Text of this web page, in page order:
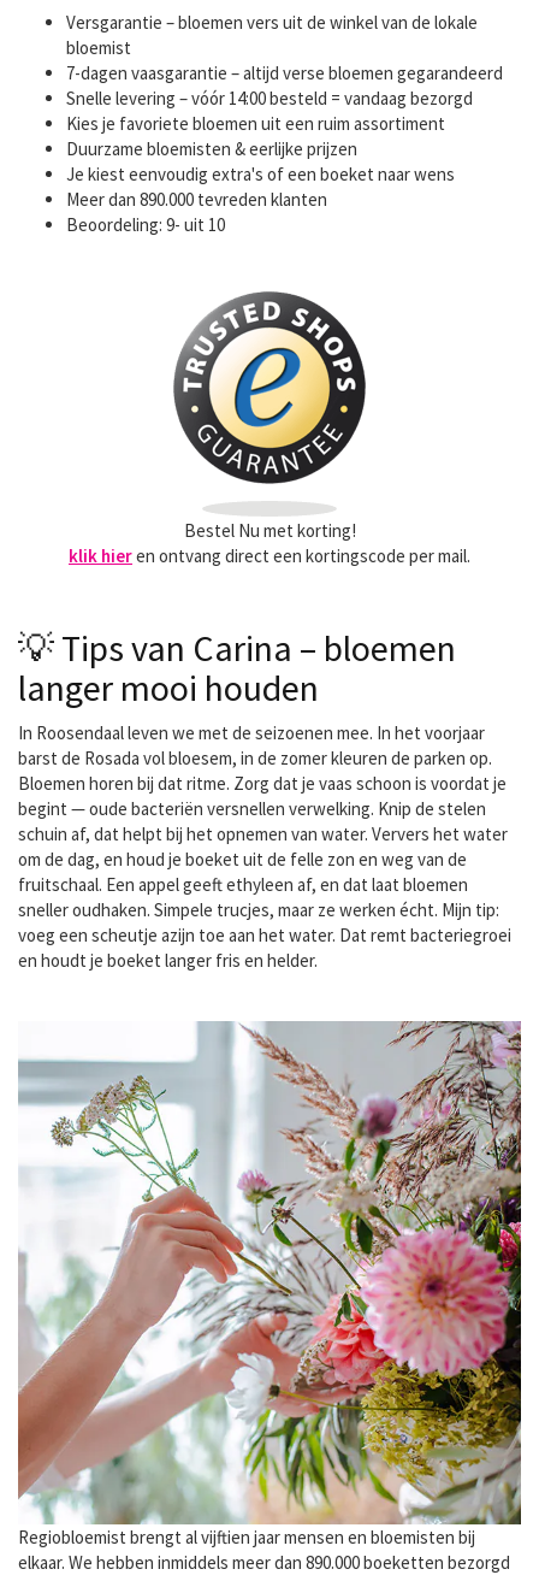
Versgarantie – bloemen vers uit de winkel van de lokale
bloemist
7-dagen vaasgarantie – altijd verse bloemen gegarandeerd
Snelle levering – vóór 14:00 besteld = vandaag bezorgd
Kies je favoriete bloemen uit een ruim assortiment
Duurzame bloemisten & eerlijke prijzen
Je kiest eenvoudig extra's of een boeket naar wens
Meer dan 890.000 tevreden klanten
Beoordeling: 9- uit 10
Bestel Nu met korting!
klik hieren ontvang direct een kortingscode per mail.
💡 Tips van Carina – bloemen
langer mooi houden
In Roosendaal leven we met de seizoenen mee. In het voorjaar
barst de Rosada vol bloesem, in de zomer kleuren de parken op.
Bloemen horen bij dat ritme. Zorg dat je vaas schoon is voordat je
begint — oude bacteriën versnellen verwelking. Knip de stelen
schuin af, dat helpt bij het opnemen van water. Ververs het water
om de dag, en houd je boeket uit de felle zon en weg van de
fruitschaal. Een appel geeft ethyleen af, en dat laat bloemen
sneller oudhaken. Simpele trucjes, maar ze werken écht. Mijn tip:
voeg een scheutje azijn toe aan het water. Dat remt bacteriegroei
en houdt je boeket langer fris en helder.
Regiobloemist brengt al vijftien jaar mensen en bloemisten bij
elkaar. We hebben inmiddels meer dan 890.000 boeketten bezorgd